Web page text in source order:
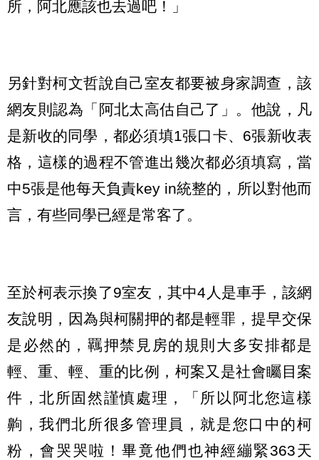
所，阿北應該也去過吧！」
另針對柯文哲說自己室友都要被身家調查，該
網友則認為「阿北太高估自己了」。他說，凡
是新收的同學，都必須填1張口卡、6張新收表
格，這樣的過程不管進出幾次都必須填寫，當
中5張是他每天負責key in統整的，所以對他而
言，有些同學已經是常客了。
至於柯表示換了9室友，其中4人是車手，該網
友說明，因為與柯關押的都是輕罪，提早交保
是必然的，羈押禁見房的規則大多安排都是
輕、重、輕、重的比例，柯案又是社會矚目案
件，北所固然謹慎處理，「所以阿北您這樣
齁，我們北所很多管理員，就是您口中的柯
粉，會哭哭啦！畢竟他們也神經繃緊363天